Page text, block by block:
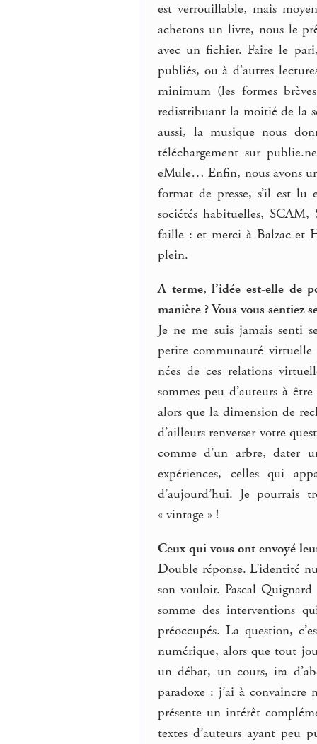
est verrouillable, mais
achetons un livre, nous le
avec un fichier. Faire le
publiés, ou à d’autres
minimum (les formes
redistribuant la moitié de la
aussi, la musique nous
téléchargement sur
eMule… Enfin, nous avons
format de presse, s’il est
sociétés habituelles,
faille : et merci à Balzac et
plein.
A terme, l’idée est-elle de
manière ? Vous vous sentiez
Je ne me suis jamais senti
petite communauté virtuelle
nées de ces relations
sommes peu d’auteurs à
alors que la dimension de
d’ailleurs renverser votre
comme d’un arbre, dater
expériences, celles qui
d’aujourd’hui. Je pourrais
« vintage » !
Ceux qui vous ont envoyé
Double réponse. L’identité
son vouloir. Pascal
somme des interventions
préoccupés. La question,
numérique, alors que tout
un débat, un cours, ira
paradoxe : j’ai à
présente un intérêt
textes d’auteurs ayant peu